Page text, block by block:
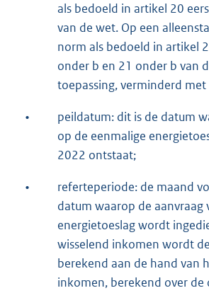
als bedoeld in artikel 20
van de wet. Op een
norm als bedoeld in artikel
onder b en 21 onder b van
toepassing, verminderd
•
peildatum: dit is de datum
op de eenmalige
2022 ontstaat;
•
referteperiode: de maand
datum waarop de aanvraag
energietoeslag wordt
wisselend inkomen wordt
berekend aan de hand van
inkomen, berekend over de